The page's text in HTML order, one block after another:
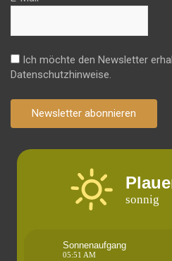
Ich möchte den Newsletter
Datenschutzhinweise.
Newsletter abonnieren
sonnig
Sonnenaufgang
05:51 AM